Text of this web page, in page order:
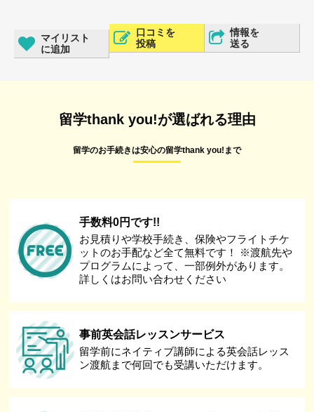
マイリスト
に追加
口コミを
投稿
情報を
送る
留学thank you!が選ばれる理由
留学のお手続きは安心の留学thank you!まで
手数料0円です!!
お見積りや学校手続き、保険やフライトチケ
ットのお手配など全て無料です！ ※渡航先や
プログラムによって、一部例外があります。
詳しくはお問い合わせください
事前英会話レッスンサービス
留学前にネイティブ講師による英会話レッス
ン渡航まで何回でも受講いただけます。